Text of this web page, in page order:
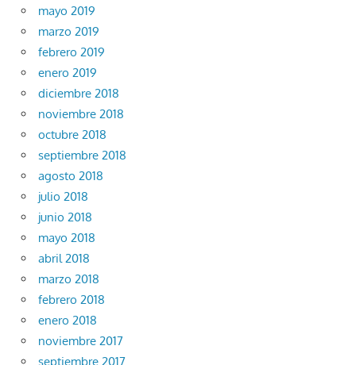
mayo 2019
marzo 2019
febrero 2019
enero 2019
diciembre 2018
noviembre 2018
octubre 2018
septiembre 2018
agosto 2018
julio 2018
junio 2018
mayo 2018
abril 2018
marzo 2018
febrero 2018
enero 2018
noviembre 2017
septiembre 2017